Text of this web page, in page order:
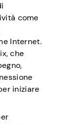
come
Internet.
che
iniziare